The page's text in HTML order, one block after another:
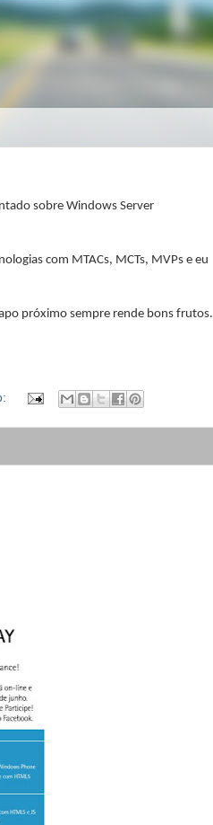
sobre Windows Server
com MTACs, MCTs, MVPs e eu
próximo sempre rende bons frutos.